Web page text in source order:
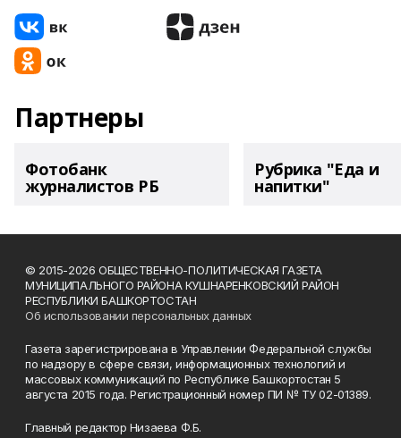
Партнеры
Фотобанк
журналистов РБ
Рубрика "Еда и
напитки"
© 2015-2026 ОБЩЕСТВЕННО-ПОЛИТИЧЕСКАЯ ГАЗЕТА
МУНИЦИПАЛЬНОГО РАЙОНА КУШНАРЕНКОВСКИЙ РАЙОН
РЕСПУБЛИКИ БАШКОРТОСТАН
Об использовании персональных данных
Газета зарегистрирована в Управлении Федеральной службы
по надзору в сфере связи, информационных технологий и
массовых коммуникаций по Республике Башкортостан 5
августа 2015 года. Регистрационный номер ПИ № ТУ 02-01389.
Главный редактор Низаева Ф.Б.